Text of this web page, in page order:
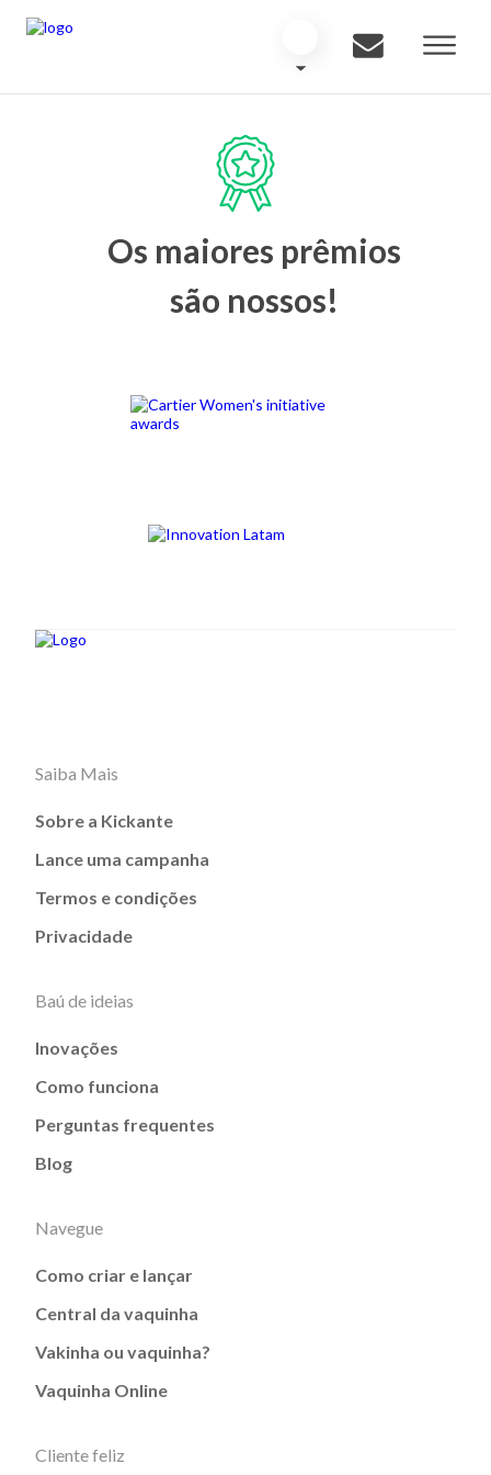
Os maiores prêmios
são nossos!
Saiba Mais
Sobre a Kickante
Lance uma campanha
Termos e condições
Privacidade
Baú de ideias
Inovações
Como funciona
Perguntas frequentes
Blog
Navegue
Como criar e lançar
Central da vaquinha
Vakinha ou vaquinha?
Vaquinha Online
Cliente feliz